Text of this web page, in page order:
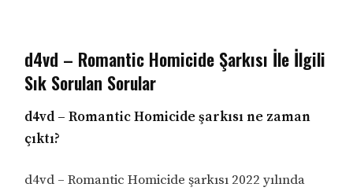
d4vd – Romantic Homicide Şarkısı İle İlgili
Sık Sorulan Sorular
d4vd – Romantic Homicide şarkısı ne zaman
çıktı?
d4vd – Romantic Homicide şarkısı 2022 yılında